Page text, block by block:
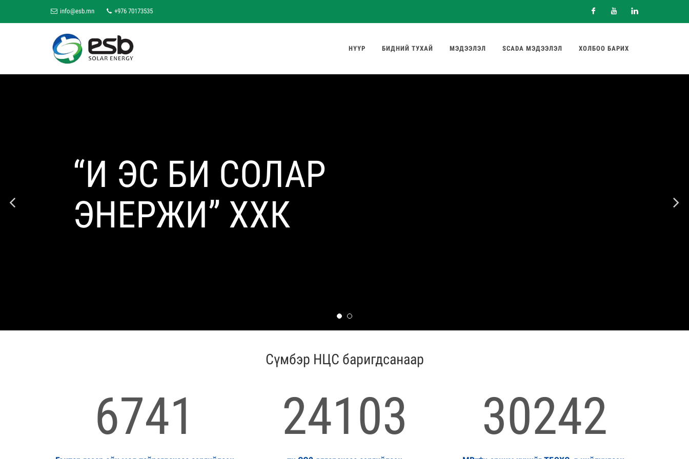
info@esb.mn +976 70173535
НҮҮР
БИДНИЙ ТУХАЙ МЭДЭЭЛЭЛ SCADA МЭДЭЭЛЭЛ ХОЛБОО БАРИХ
“И ЭС БИ СОЛАР
ЭНЕРЖИ” ХХК
Сүмбэр НЦС баригдсанаар
6741 24103 30242